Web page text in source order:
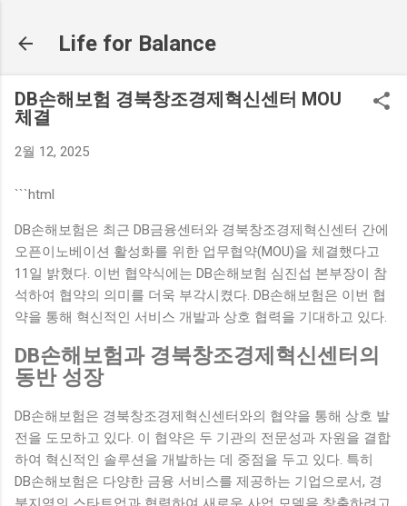
Life for Balance
DB손해보험 경북창조경제혁신센터 MOU
체결
2월 12, 2025
```html
DB손해보험은 최근 DB금융센터와 경북창조경제혁신센터 간에
오픈이노베이션 활성화를 위한 업무협약(MOU)을 체결했다고
11일 밝혔다. 이번 협약식에는 DB손해보험 심진섭 본부장이 참
석하여 협약의 의미를 더욱 부각시켰다. DB손해보험은 이번 협
약을 통해 혁신적인 서비스 개발과 상호 협력을 기대하고 있다.
DB손해보험과 경북창조경제혁신센터의
동반 성장
DB손해보험은 경북창조경제혁신센터와의 협약을 통해 상호 발
전을 도모하고 있다. 이 협약은 두 기관의 전문성과 자원을 결합
하여 혁신적인 솔루션을 개발하는 데 중점을 두고 있다. 특히
DB손해보험은 다양한 금융 서비스를 제공하는 기업으로서, 경